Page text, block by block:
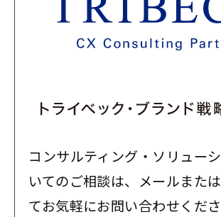
コンサルティング・ソリュー
いてのご相談は、メールまた
てお気軽にお問い合わせくださ